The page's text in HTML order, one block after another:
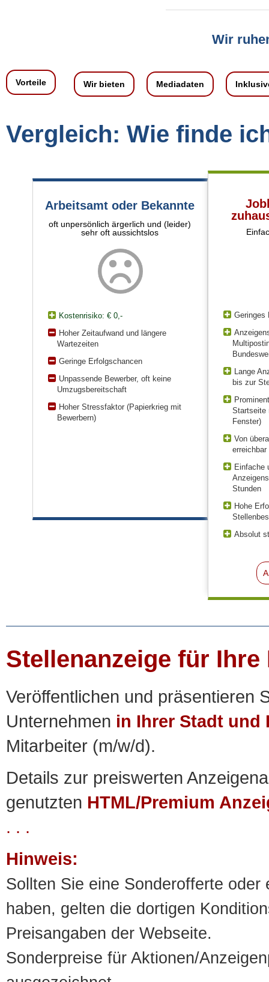
Wir
Vorteile Wir bieten Mediadaten
Vergleich: Wie finde
Arbeitsamt oder Bekannte
oft unpersönlich ärgerlich und (leider)
sehr oft aussichtslos
Kostenrisiko: € 0,-
Hoher Zeitaufwand und längere
Wartezeiten
Geringe Erfolgschancen
Unpassende Bewerber, oft keine
Umzugsbereitschaft
Hoher Stressfaktor (Papierkrieg mit
Bewerbern)
Geringes
Lange
bis zur
Startseite
Fenster)
Von
erreichbar
Einfache
Stunden
Hohe
Absolut
Stellenanzeige für Ihre
Veröffentlichen und präsentieren
Unternehmen in Ihrer Stadt und
Mitarbeiter (m/w/d).
Details zur preiswerten
genutzten HTML/Premium
. . .
Hinweis:
Sollten Sie eine Sonderofferte
haben, gelten die dortigen
Preisangaben der Webseite.
Sonderpreise für Aktionen/